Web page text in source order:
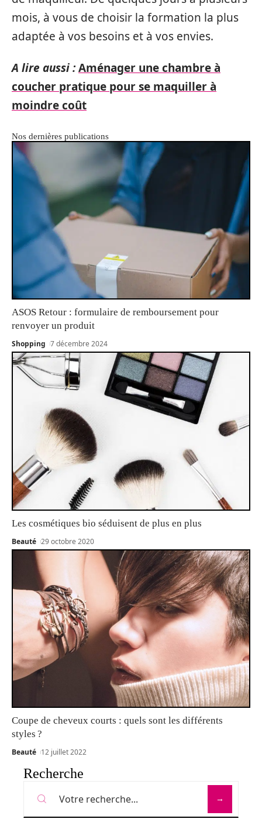
mois, à vous de choisir la formation la plus
adaptée à vos besoins et à vos envies.
A lire aussi :Aménager une chambre à
coucher pratique pour se maquiller à
moindre coût
Nos dernières publications
ASOS Retour : formulaire de remboursement pour
renvoyer un produit
Shopping 7 décembre 2024
Les cosmétiques bio séduisent de plus en plus
Beauté 29 octobre 2020
Coupe de cheveux courts : quels sont les différents
styles ?
Beauté 12 juillet 2022
Recherche